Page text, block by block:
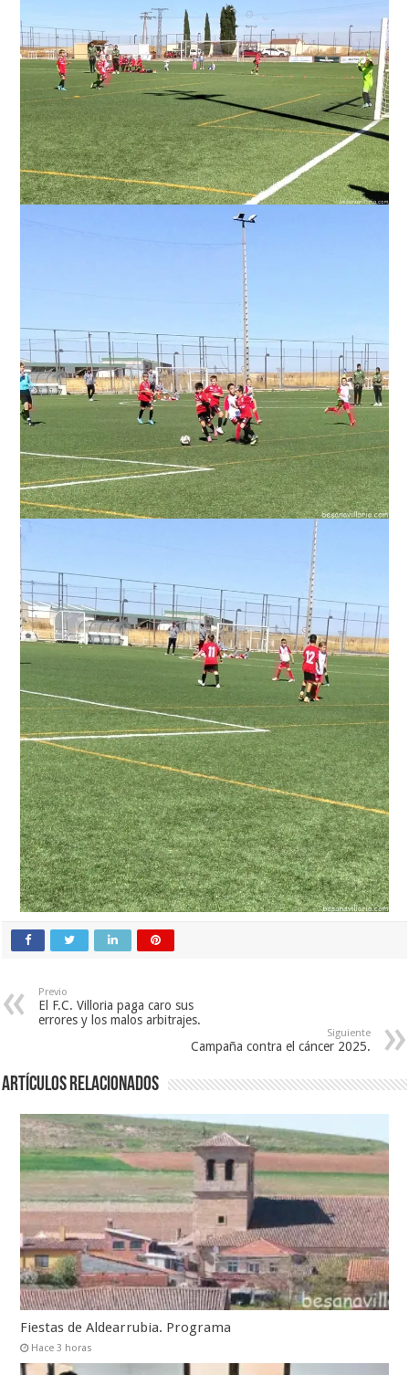
Previo
El F.C. Villoria paga caro sus
errores y los malos arbitrajes.
Siguiente
Campaña contra el cáncer 2025.
Artículos relacionados
Fiestas de Aldearrubia. Programa
Hace 3 horas